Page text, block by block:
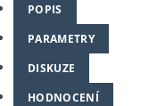
POPIS
PARAMETRY
DISKUZE
HODNOCENÍ